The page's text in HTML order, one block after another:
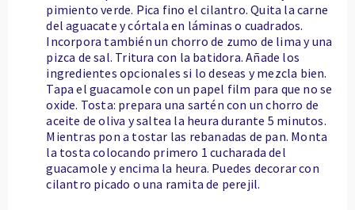
pimiento verde. Pica fino el cilantro. Quita la carne
del aguacate y córtala en láminas o cuadrados.
Incorpora también un chorro de zumo de lima y una
pizca de sal. Tritura con la batidora. Añade los
ingredientes opcionales si lo deseas y mezcla bien.
Tapa el guacamole con un papel film para que no se
oxide. Tosta: prepara una sartén con un chorro de
aceite de oliva y saltea la heura durante 5 minutos.
Mientras pon a tostar las rebanadas de pan. Monta
la tosta colocando primero 1 cucharada del
guacamole y encima la heura. Puedes decorar con
cilantro picado o una ramita de perejil.